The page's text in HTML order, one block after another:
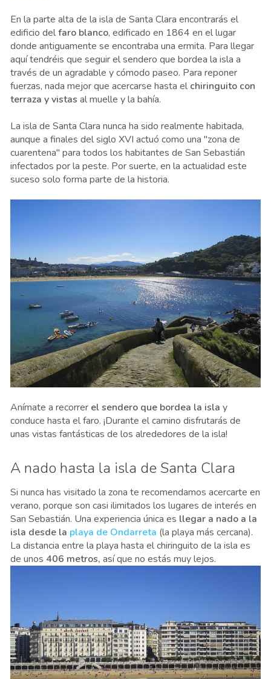
En la parte alta de la isla de Santa Clara encontrarás el
edificio delfaro blanco, edificado en 1864 en el lugar
donde antiguamente se encontraba una ermita. Para llegar
aquí tendréis que seguir el sendero que bordea la isla a
través de un agradable y cómodo paseo. Para reponer
fuerzas, nada mejor que acercarse hasta el chiringuito con
terraza y vistas al muelle y la bahía.
La isla de Santa Clara nunca ha sido realmente habitada,
aunque a finales del siglo XVI actuó como una "zona de
cuarentena" para todos los habitantes de San Sebastián
infectados por la peste. Por suerte, en la actualidad este
suceso solo forma parte de la historia.
Anímate a recorrer el sendero que bordea la isla y
conduce hasta el faro. ¡Durante el camino disfrutarás de
unas vistas fantásticas de los alrededores de la isla!
A nado hasta la isla de Santa Clara
Si nunca has visitado la zona te recomendamos acercarte en
verano, porque son casi ilimitados los lugares de interés en
San Sebastián. Una experiencia única es llegar a nado a la
isla desde la playa de Ondarreta (la playa más cercana).
La distancia entre la playa hasta el chiringuito de la isla es
de unos 406 metros, así que no estás muy lejos.